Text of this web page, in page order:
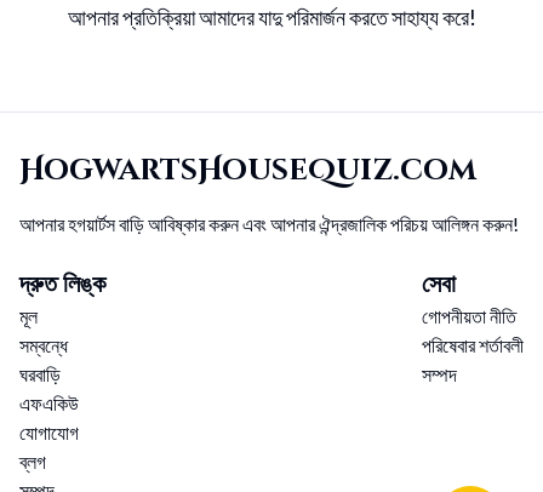
আপনার প্রতিক্রিয়া আমাদের যাদু পরিমার্জন করতে সাহায্য করে!
HogwartsHouseQuiz.com
আপনার হগয়ার্টস বাড়ি আবিষ্কার করুন এবং আপনার ঐন্দ্রজালিক পরিচয় আলিঙ্গন করুন!
দ্রুত লিঙ্ক
মূল
সম্বন্ধে
ঘরবাড়ি
এফএকিউ
যোগাযোগ
ব্লগ
সেবা
গোপনীয়তা নীতি
পরিষেবার শর্তাবলী
সম্পদ